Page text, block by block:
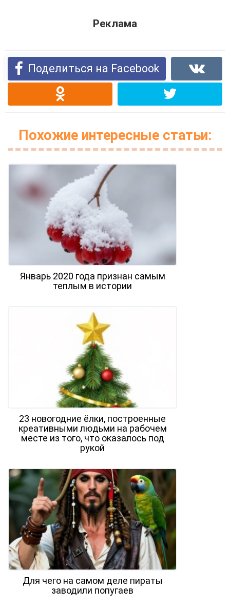
Реклама
Поделиться на Facebook
Похожие интересные статьи:
Январь 2020 года признан самым
теплым в истории
23 новогодние ёлки, построенные
креативными людьми на рабочем
месте из того, что оказалось под
рукой
Для чего на самом деле пираты
заводили попугаев